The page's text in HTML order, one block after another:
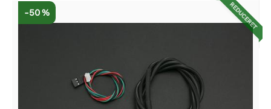
REDUCERET
-50 %